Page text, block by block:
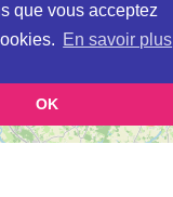
que vous acceptez
En savoir plus
OK